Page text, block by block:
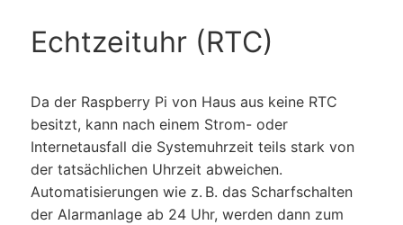
Echtzeituhr (RTC)
Da der Raspberry Pi von Haus aus keine RTC
besitzt, kann nach einem Strom- oder
Internetausfall die Systemuhrzeit teils stark von
der tatsächlichen Uhrzeit abweichen.
Automatisierungen wie z. B. das Scharfschalten
der Alarmanlage ab 24 Uhr, werden dann zum